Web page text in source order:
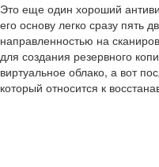
Это еще один хороший
его основу легко сразу пять
направленностью на
для создания резервного
виртуальное облако, а вот
который относится к